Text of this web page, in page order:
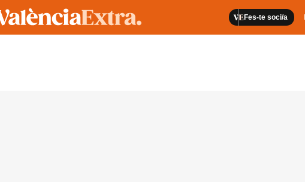
Fes-te soci/a